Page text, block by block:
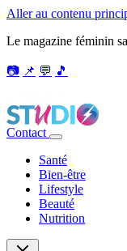
Aller au contenu
Le magazine féminin
📷 📌 💬 🎵
Contact
Santé
Bien-être
Lifestyle
Beauté
Nutrition